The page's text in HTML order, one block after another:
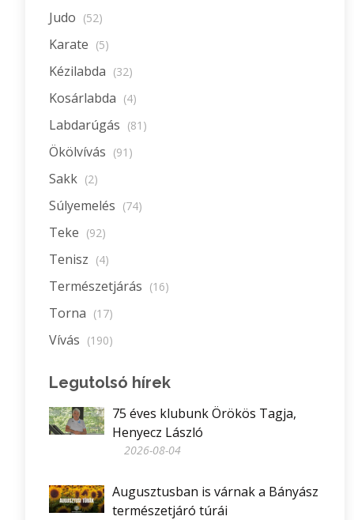
Judo (52)
Karate (5)
Kézilabda (32)
Kosárlabda (4)
Labdarúgás (81)
Ökölvívás (91)
Sakk (2)
Súlyemelés (74)
Teke (92)
Tenisz (4)
Természetjárás (16)
Torna (17)
Vívás (190)
Legutolsó hírek
75 éves klubunk Örökös Tagja,
Henyecz László
2026-08-04
Augusztusban is várnak a Bányász
természetjáró túrái